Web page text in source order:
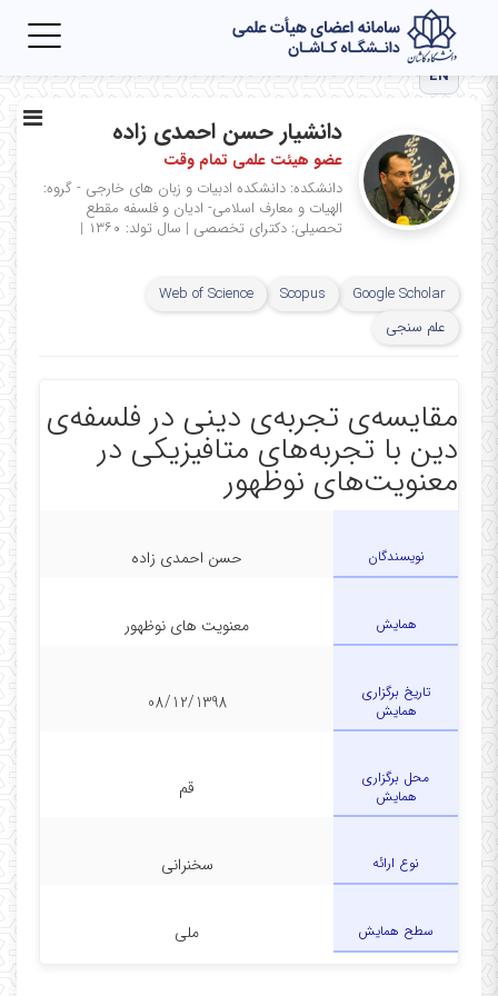
EN
دانشیار حسن احمدی زاده
عضو هیئت علمی تمام وقت
دانشکده: دانشکده ادبیات و زبان های خارجی - گروه:
الهیات و معارف اسلامی- ادیان و فلسفه مقطع
تحصیلی: دکترای تخصصی | سال تولد: ۱۳۶۰ |
Google Scholar
Scopus
Web of Science
علم سنجی
مقایسه‌ی تجربه‌ی دینی در فلسفه‌ی
دین با تجربه‌های متافیزیکی در
معنویت‌های نوظهور
نویسندگان حسن احمدی زاده
همایش معنویت های نوظهور
تاریخ برگزاری
همایش
08/12/1398
محل برگزاری
همایش
قم
نوع ارائه سخنرانی
سطح همایش ملی